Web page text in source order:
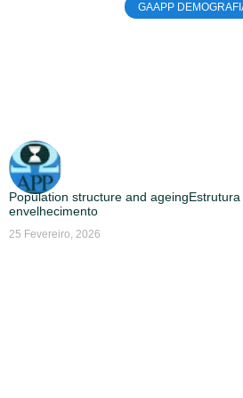
GAAPP
Population structure and
envelhecimento
25 Fevereiro, 2026